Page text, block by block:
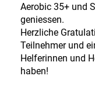
Aerobic 35+ und
geniessen.
Herzliche
Teilnehmer und
Helferinnen und
haben!